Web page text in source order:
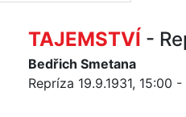
TAJEMSTVÍ -
Bedřich Smetana
Repríza 19.9.1931, 15:00